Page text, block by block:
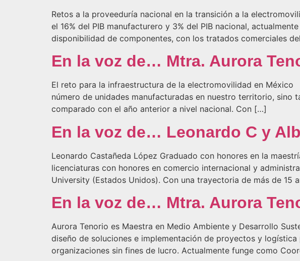
Retos a la proveeduría nacional en la transición a la
el 16% del PIB manufacturero y 3% del PIB nacional,
disponibilidad de componentes, con los tratados comerciales
En la voz de… Mtra. Aurora
El reto para la infraestructura de la electromovilidad en
número de unidades manufacturadas en nuestro territorio,
comparado con el año anterior a nivel nacional. Con […]
En la voz de… Leonardo C y
Leonardo Castañeda López Graduado con honores en la
licenciaturas con honores en comercio internacional y
University (Estados Unidos). Con una trayectoria de más de 15
En la voz de… Mtra. Aurora
Aurora Tenorio es Maestra en Medio Ambiente y Desarrollo
diseño de soluciones e implementación de proyectos y
organizaciones sin fines de lucro. Actualmente funge como